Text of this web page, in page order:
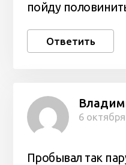
пойду
Ответить
6
Пробывал так